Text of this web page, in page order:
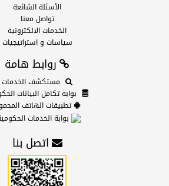
الأسئلة الشائعة
تواصل معنا
الخدمات الالكترونية
سياسات و استراتيجيات
روابط هامة
مستكشف الخدمات
بوابة تكامل البيانات
تطبيقات الهاتف
بوابة الخدمات
اتصل بنا